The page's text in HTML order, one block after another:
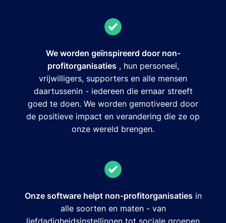
We worden geïnspireerd door non-
profitorganisaties, hun personeel,
vrijwilligers, supporters en alle mensen
daartussenin - iedereen die ernaar streeft
goed te doen. We worden gemotiveerd door
de positieve impact en verandering die ze op
onze wereld brengen.
Onze software helpt non-profitorganisatiesin
alle soorten en maten - van